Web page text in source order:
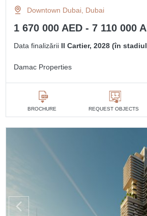
Downtown Dubai, Dubai
1 670 000 AED - 7 110 000
Data finalizării II Cartier, 2028 (în
Damac Properties
BROCHURE REQUEST OBJECTS